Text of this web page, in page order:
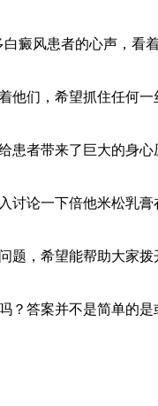
白癜风患者的心声，看
他们，希望抓住任何
患者带来了巨大的身
讨论一下倍他米松乳
题，希望能帮助大家
？答案并不是简单的